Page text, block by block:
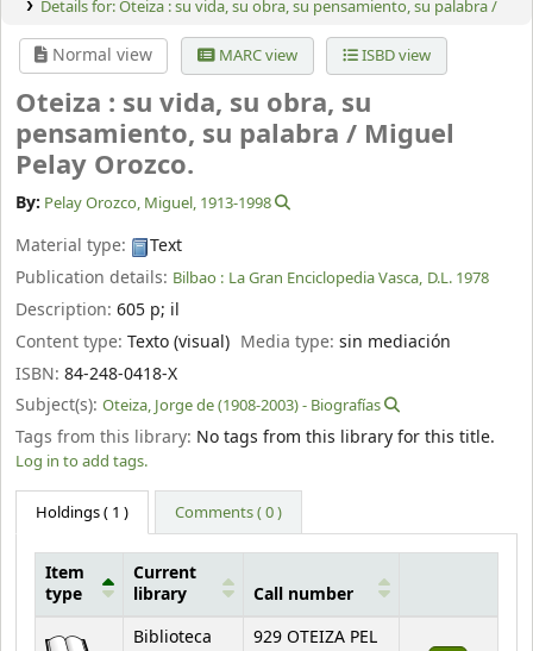
Details for:Oteiza : su vida, su obra, su pensamiento, su palabra /
Normal view MARC view ISBD view
Oteiza : su vida, su obra, su
pensamiento, su palabra / Miguel
Pelay Orozco.
By: Pelay Orozco, Miguel, 1913-1998
Material type:
Text
Publication details: Bilbao : La Gran Enciclopedia Vasca, D.L. 1978
Description: 605 p; il
Content type: Texto (visual) Media type:sin mediación
ISBN: 84-248-0418-X
Subject(s): Oteiza, Jorge de (1908-2003) - Biografías
Tags from this library: No tags from this library for this title.
Log in to add tags.
Holdings( 1 ) Comments ( 0 )
Holdings
Item
type
Current
library
Call number
Biblioteca
929 OTEIZA PEL